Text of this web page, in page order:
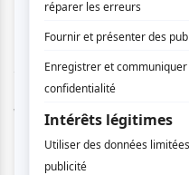
Vous devez être
donner un avis.